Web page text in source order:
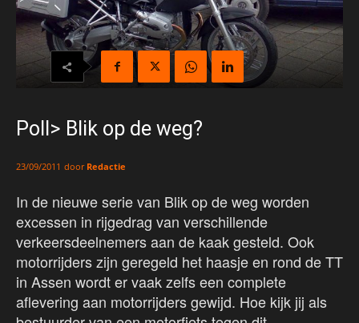
Poll> Blik op de weg?
23/09/2011 door Redactie
In de nieuwe serie van Blik op de weg worden
excessen in rijgedrag van verschillende
verkeersdeelnemers aan de kaak gesteld. Ook
motorrijders zijn geregeld het haasje en rond de TT
in Assen wordt er vaak zelfs een complete
aflevering aan motorrijders gewijd. Hoe kijk jij als